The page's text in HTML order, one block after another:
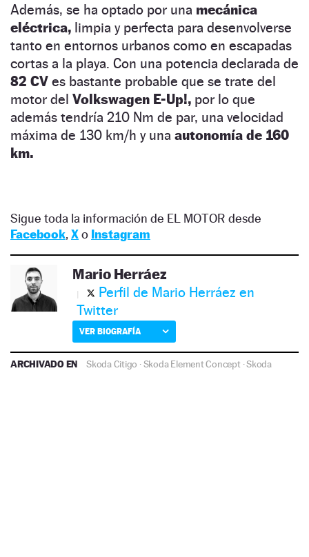
Además, se ha optado por una mecánica
eléctrica, limpia y perfecta para desenvolverse
tanto en entornos urbanos como en escapadas
cortas a la playa. Con una potencia declarada de
82 CV es bastante probable que se trate del
motor del Volkswagen E-Up!, por lo que
además tendría 210 Nm de par, una velocidad
máxima de 130 km/h y una autonomía de 160
km.
Sigue toda la información de EL MOTOR desde
Facebook, Xo Instagram
Mario Herráez
Perfil de Mario Herráez en
Twitter
VER BIOGRAFÍA
ARCHIVADO EN Skoda Citigo ·Skoda Element Concept·Skoda